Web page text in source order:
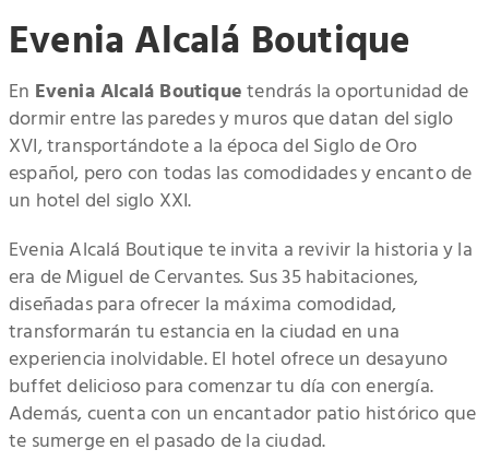
Evenia Alcalá Boutique
En Evenia Alcalá Boutiquetendrás la oportunidad de
dormir entre las paredes y muros que datan del siglo
XVI, transportándote a la época del Siglo de Oro
español, pero con todas las comodidades y encanto de
un hotel del siglo XXI.
Evenia Alcalá Boutique te invita a revivir la historia y la
era de Miguel de Cervantes. Sus 35 habitaciones,
diseñadas para ofrecer la máxima comodidad,
transformarán tu estancia en la ciudad en una
experiencia inolvidable. El hotel ofrece un desayuno
buffet delicioso para comenzar tu día con energía.
Además, cuenta con un encantador patio histórico que
te sumerge en el pasado de la ciudad.